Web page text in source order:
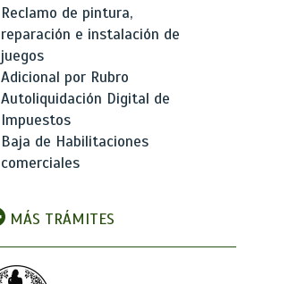
Reclamo de pintura,
reparación e instalación de
juegos
Adicional por Rubro
Autoliquidación Digital de
Impuestos
Baja de Habilitaciones
comerciales
MÁS TRÁMITES